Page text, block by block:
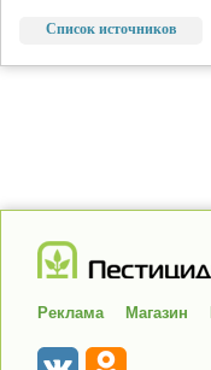
Список источников
Реклама Магазин